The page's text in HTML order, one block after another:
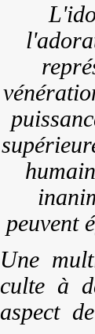
peuvent
Une
culte à
aspect